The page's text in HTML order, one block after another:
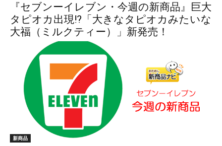
『セブンーイレブン・今週の新商品』巨大
タピオカ出現!?「大きなタピオカみたいな
大福（ミルクティー）」新発売！
新商品